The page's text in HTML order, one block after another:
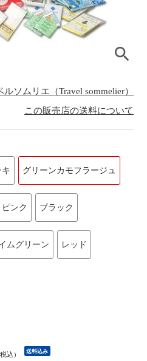
ソムリエ（Travel sommelier）
この販売店の送料について
キ グリーンカモフラージュ
ピンク ブラック
ムグリーン レッド
税込） 送料込み